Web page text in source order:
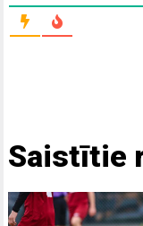
Saistītie